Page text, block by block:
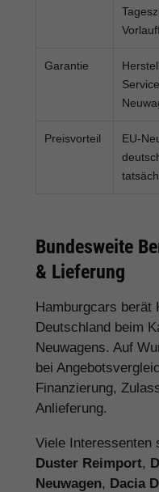
Garantie
Preisvorteil
EU-
Bundesweite
& Lieferung
Hamburgcars berät
Deutschland beim
Neuwagens. Auf
bei
Finanzierung,
Anlieferung.
Viele Interessenten
Duster Reimport,
Neuwagen, Dacia